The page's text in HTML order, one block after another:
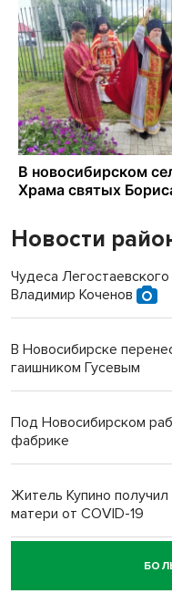
Новости
Чудеса
Владимир Коченов
В Новосибирске
гаишником Гусевым
Под Новосибирском
фабрике
Житель Купино
матери от COVID-19
Новосибирский суд
пенсионерки на вокзале